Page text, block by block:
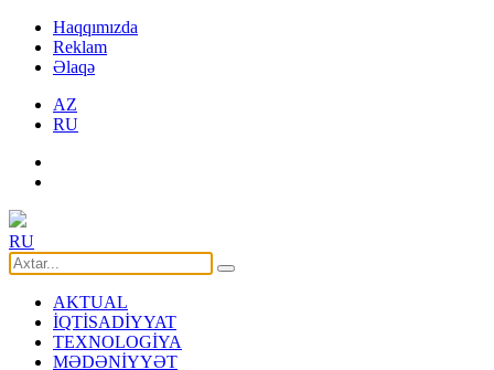
Haqqımızda
Reklam
Əlaqə
AZ
RU
RU
AKTUAL
İQTİSADİYYAT
TEXNOLOGİYA
MƏDƏNİYYƏT